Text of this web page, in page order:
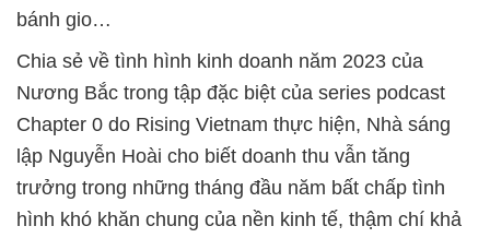
bánh gio…
Chia sẻ về tình hình kinh doanh năm 2023 của
Nương Bắc trong tập đặc biệt của series podcast
Chapter 0 do Rising Vietnam thực hiện, Nhà sáng
lập Nguyễn Hoài cho biết doanh thu vẫn tăng
trưởng trong những tháng đầu năm bất chấp tình
hình khó khăn chung của nền kinh tế, thậm chí khả